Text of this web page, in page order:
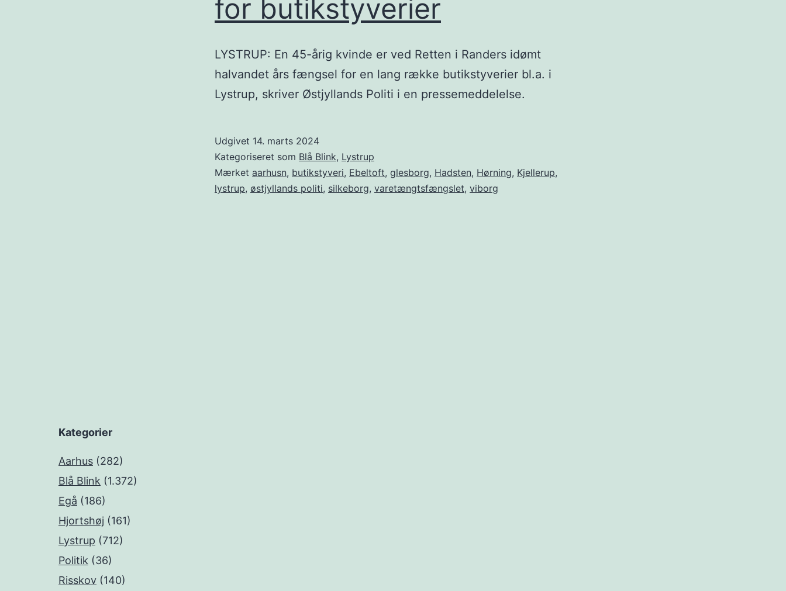
for butikstyverier
LYSTRUP: En 45-årig kvinde er ved Retten i Randers idømt
halvandet års fængsel for en lang række butikstyverier bl.a. i
Lystrup, skriver Østjyllands Politi i en pressemeddelelse.
Udgivet 14. marts 2024
Kategoriseret som Blå Blink, Lystrup
Mærket aarhusn, butikstyveri, Ebeltoft, glesborg, Hadsten, Hørning, Kjellerup,
lystrup, østjyllands politi, silkeborg, varetængtsfængslet, viborg
Kategorier
Aarhus (282)
Blå Blink (1.372)
Egå (186)
Hjortshøj (161)
Lystrup (712)
Politik (36)
Risskov (140)